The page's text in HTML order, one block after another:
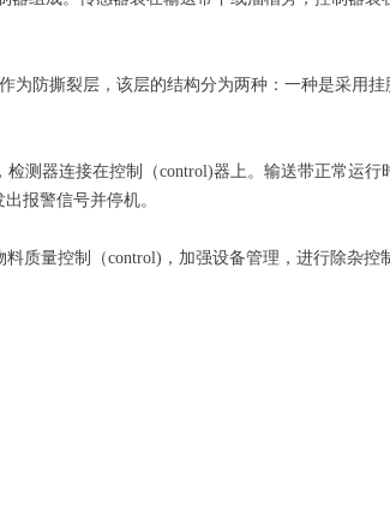
防撕裂层，该层的结构分为两种：一种是采用
器连接在控制（control)器上。输送带正常运行
报警信号并停机。
质量控制（control)，加强设备管理，进行除杂控